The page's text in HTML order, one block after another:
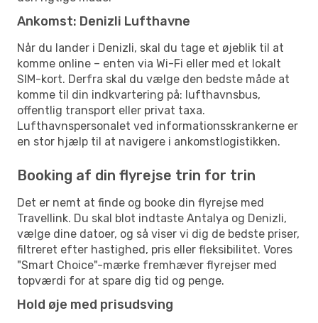
Ankomst: Denizli Lufthavne
Når du lander i Denizli, skal du tage et øjeblik til at
komme online – enten via Wi-Fi eller med et lokalt
SIM-kort. Derfra skal du vælge den bedste måde at
komme til din indkvartering på: lufthavnsbus,
offentlig transport eller privat taxa.
Lufthavnspersonalet ved informationsskrankerne er
en stor hjælp til at navigere i ankomstlogistikken.
Booking af din flyrejse trin for trin
Det er nemt at finde og booke din flyrejse med
Travellink. Du skal blot indtaste Antalya og Denizli,
vælge dine datoer, og så viser vi dig de bedste priser,
filtreret efter hastighed, pris eller fleksibilitet. Vores
"Smart Choice"-mærke fremhæver flyrejser med
topværdi for at spare dig tid og penge.
Hold øje med prisudsving